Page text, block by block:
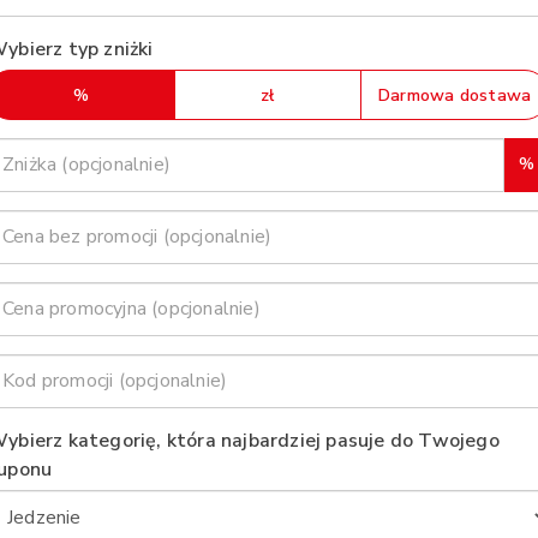
typ zniżki
% zł Darmowa dostawa
%
kategorię, która najbardziej pasuje do Twojego